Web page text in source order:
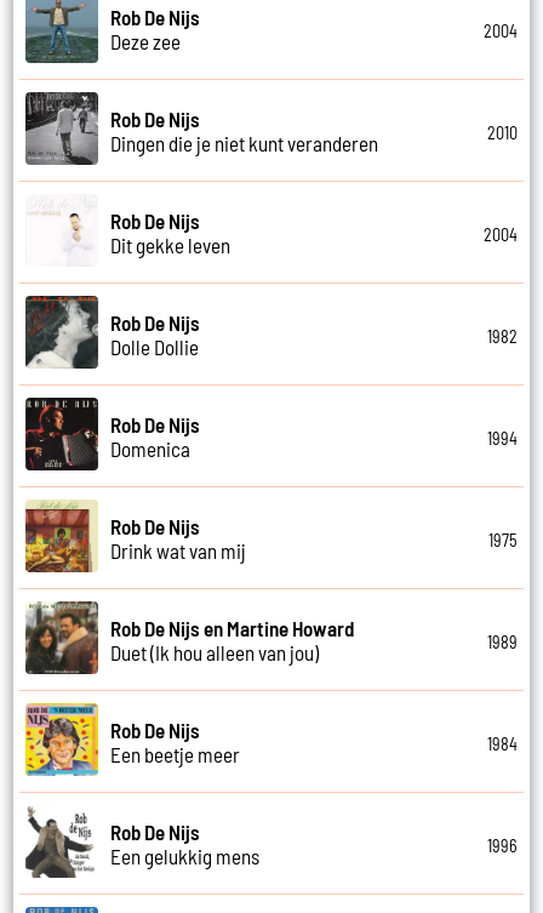
Rob De Nijs
Deze zee
2004
Rob De Nijs
Dingen die je niet kunt veranderen
2010
Rob De Nijs
Dit gekke leven
2004
Rob De Nijs
Dolle Dollie
1982
Rob De Nijs
Domenica
1994
Rob De Nijs
Drink wat van mij
1975
Rob De Nijs en Martine Howard
Duet (Ik hou alleen van jou)
1989
Rob De Nijs
Een beetje meer
1984
Rob De Nijs
Een gelukkig mens
1996